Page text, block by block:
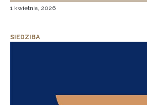
1 kwietnia, 2026
SIEDZIBA